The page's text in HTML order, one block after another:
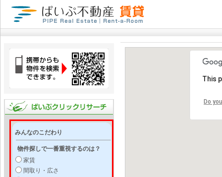
みんなのこだわり
物件探しで一番重視するのは？
家賃
間取り・広さ
This
Do